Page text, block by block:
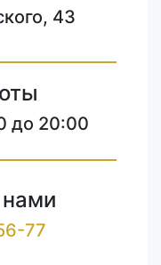
43
до 20:00
77